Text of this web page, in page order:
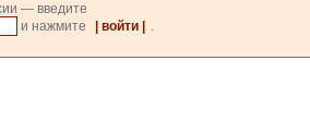
— введите
и нажмите | войти |
.